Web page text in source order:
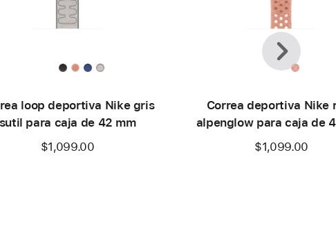
loop deportiva Nike gris
sutil para caja de 42 mm
$1,099.00
Correa deportiva Nike
alpenglow para caja de
– S/M
$1,099.00
Anterior
Siguiente